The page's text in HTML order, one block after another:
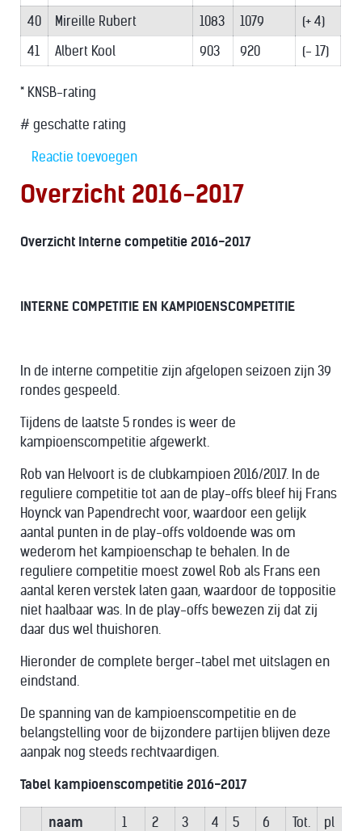
40
Mireille Rubert 1083 1079
(+ 4)
41
Albert Kool 903 920 (- 17)
* KNSB-rating
# geschatte rating
Reactie toevoegen
Overzicht 2016-2017
Overzicht Interne competitie 2016-2017
INTERNE COMPETITIE EN KAMPIOENSCOMPETITIE
In de interne competitie zijn afgelopen seizoen zijn 39
rondes gespeeld.
Tijdens de laatste 5 rondes is weer de
kampioenscompetitie afgewerkt.
Rob van Helvoort is de clubkampioen 2016/2017. In de
reguliere competitie tot aan de play-offs bleef hij Frans
Hoynck van Papendrecht voor, waardoor een gelijk
aantal punten in de play-offs voldoende was om
wederom het kampioenschap te behalen. In de
reguliere competitie moest zowel Rob als Frans een
aantal keren verstek laten gaan, waardoor de toppositie
niet haalbaar was. In de play-offs bewezen zij dat zij
daar dus wel thuishoren.
Hieronder de complete berger-tabel met uitslagen en
eindstand.
De spanning van de kampioenscompetitie en de
belangstelling voor de bijzondere partijen blijven deze
aanpak nog steeds rechtvaardigen.
Tabel kampioenscompetitie 2016-2017
naam 1 2 3 4 5 6 Tot. pl